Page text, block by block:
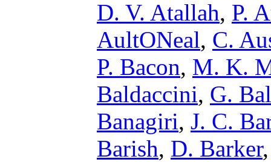
D. V. Atallah, P.
AultONeal, C.
P. Bacon, M. K.
Baldaccini, G.
Banagiri, J. C.
Barish, D. Barker